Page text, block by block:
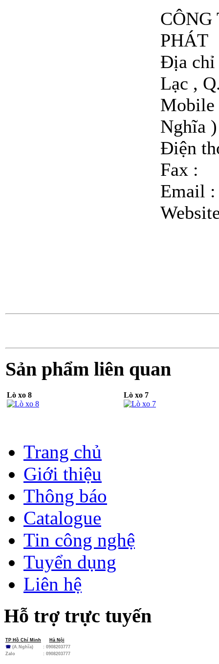
PHÁT
Địa chỉ
Lạc ,
Mobile
Nghĩa )
Điện
Fax :
Email
Sản phẩm liên quan
Lò xo 8 Lò xo 7
Trang chủ
Giới thiệu
Thông báo
Catalogue
Tin công nghệ
Tuyển dụng
Liên hệ
Hỗ trợ trực tuyến
TP Hồ Chí Minh
Hà Nội
☎ (A.Nghĩa)
: 0908203777
Zalo
: 0908203777